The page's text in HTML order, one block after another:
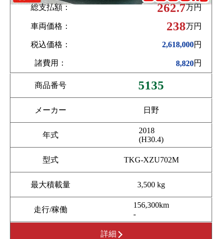
総支払額： 262.7万円
車両価格： 238万円
税込価格： 2,618,000円
諸費用： 8,820円
商品番号 5135
メーカー 日野
年式
2018
(H30.4)
型式 TKG-XZU702M
最大積載量 3,500 kg
走行/稼働
156,300km
-
詳細